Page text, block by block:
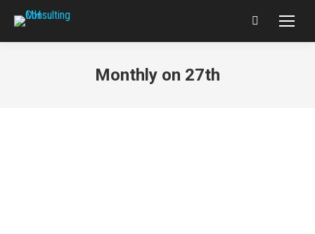
Search:
Monthly on 27th